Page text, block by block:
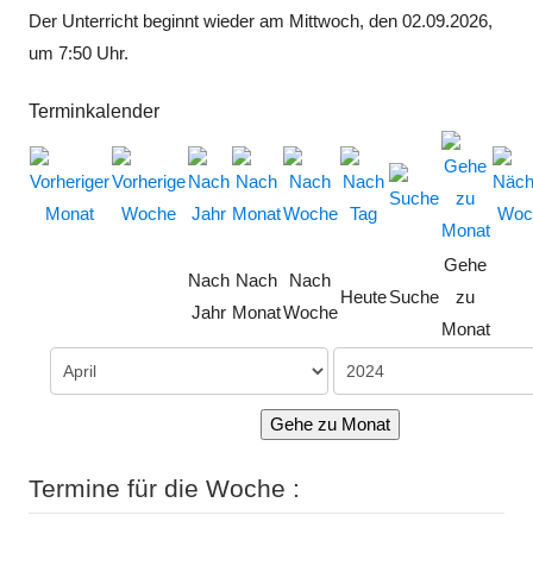
Der Unterricht beginnt wieder am Mittwoch, den 02.09.2026,
um 7:50 Uhr.
Terminkalender
Nach
Jahr
Nach
Monat
Nach
Woche
HeuteSuche
Gehe
zu
Monat
Gehe zu Monat
Termine für die Woche :